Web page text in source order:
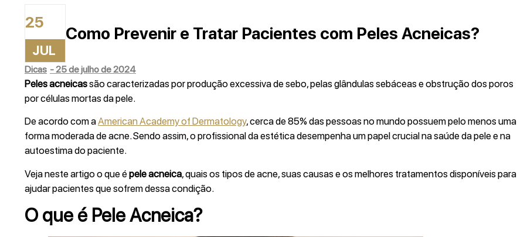
25
JUL
Como Prevenir e Tratar Pacientes com Peles Acneicas?
Dicas -25 de julho de 2024
Peles acneicassão caracterizadas por produção excessiva de sebo, pelas glândulas sebáceas e obstrução dos poros
por células mortas da pele.
De acordo com aAmerican Academy of Dermatology, cerca de 85% das pessoas no mundo possuem pelo menos uma
forma moderada de acne. Sendo assim, o profissional da estética desempenha um papel crucial na saúde da pele e na
autoestima do paciente.
Veja neste artigo o que épele acneica, quais os tipos de acne, suas causas e os melhores tratamentos disponíveis para
ajudar pacientes que sofrem dessa condição.
O que é Pele Acneica?